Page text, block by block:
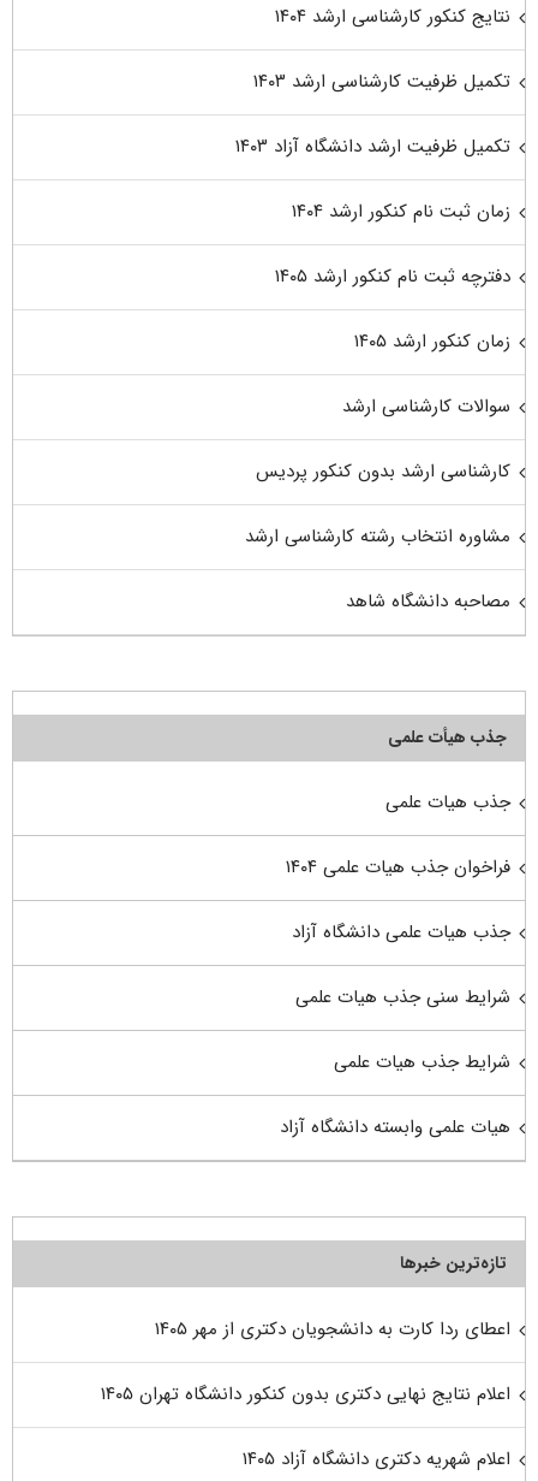
نتایج کنکور کارشناسی ارشد ۱۴۰۴
تکمیل ظرفیت کارشناسی ارشد ۱۴۰۳
تکمیل ظرفیت ارشد دانشگاه آزاد ۱۴۰۳
زمان ثبت نام کنکور ارشد ۱۴۰۴
دفترچه ثبت نام کنکور ارشد ۱۴۰۵
زمان کنکور ارشد ۱۴۰۵
سوالات کارشناسی ارشد
کارشناسی ارشد بدون کنکور پردیس
مشاوره انتخاب رشته کارشناسی ارشد
مصاحبه دانشگاه شاهد
جذب هیأت علمی
جذب هیات علمی
فراخوان جذب هیات علمی ۱۴۰۴
جذب هیات علمی دانشگاه آزاد
شرایط سنی جذب هیات علمی
شرایط جذب هیات علمی
هیات علمی وابسته دانشگاه آزاد
تازه‌ترین خبرها
اعطای ردا کارت به دانشجویان دکتری از مهر ۱۴۰۵
اعلام نتایج نهایی دکتری بدون کنکور دانشگاه تهران ۱۴۰۵
اعلام شهریه دکتری دانشگاه آزاد ۱۴۰۵